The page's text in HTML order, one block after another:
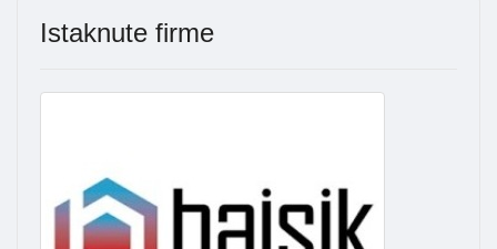
Istaknute firme